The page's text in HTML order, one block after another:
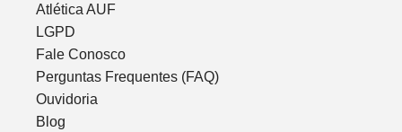
Atlética AUF
LGPD
Fale Conosco
Perguntas Frequentes (FAQ)
Ouvidoria
Blog